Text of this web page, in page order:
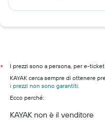
*
I prezzi sono a persona, per e-
KAYAK cerca sempre di ottenere
i prezzi non sono garantiti.
Ecco perché:
KAYAK non è il venditore